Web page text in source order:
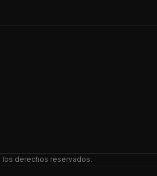
los derechos reservados.